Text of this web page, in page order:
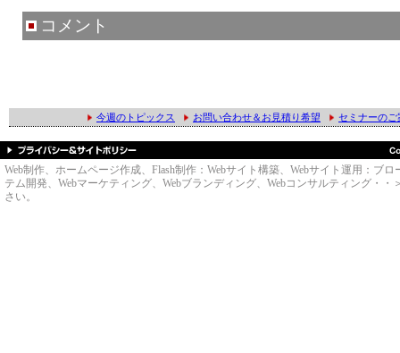
コメント
今週のトピックス お問い合わせ＆お見積り希望 セミナーのご
Web制作、ホームページ作成、Flash制作：Webサイト構築、Webサイト運用：ブ
テム開発、Webマーケティング、Webブランディング、Webコンサルティング・
さい。